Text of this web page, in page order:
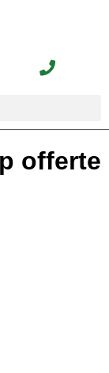
offerte